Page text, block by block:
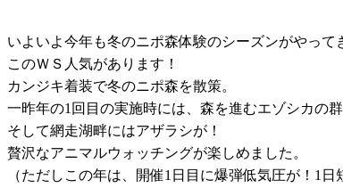
いよいよ今年も冬のニポ森体験のシーズンがやって
このＷＳ人気があります！
カンジキ着装で冬のニポ森を散策。
一昨年の1回目の実施時には、森を進むエゾシカの
そして網走湖畔にはアザラシが！
贅沢なアニマルウォッチングが楽しめました。
（ただしこの年は、開催1日目に爆弾低気圧が！1日